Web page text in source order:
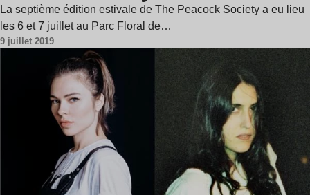
La septième édition estivale de The Peacock Society a eu lieu
les 6 et 7 juillet au Parc Floral de…
9 juillet 2019